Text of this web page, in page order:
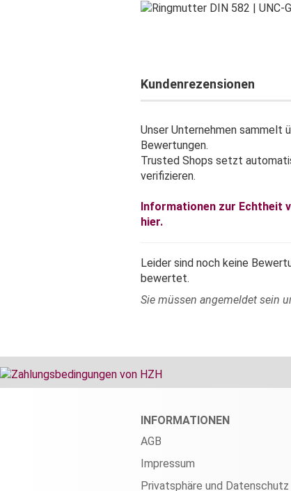
Kundenrezensionen
Unser Unternehmen sammelt
Bewertungen.
Trusted Shops setzt
verifizieren.
Informationen zur Echtheit
hier.
Leider sind noch keine
bewertet.
Sie müssen angemeldet sein
INFORMATIONEN
AGB
Impressum
Privatsphäre und Datenschutz